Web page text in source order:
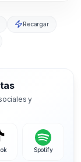
Recargar
y
Spotify